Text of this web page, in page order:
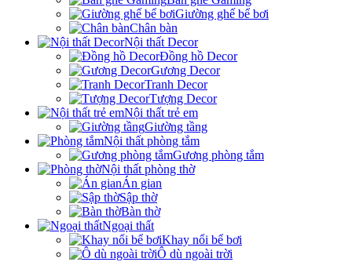
Giường ghế bể bơi
Chân bàn
Nội thất Decor
Đồng hồ Decor
Gương Decor
Tranh Decor
Tượng Decor
Nội thất trẻ em
Giường tầng
Nội thất phòng tắm
Gương phòng tắm
Nội thất phòng thờ
Án gian
Sập thờ
Bàn thờ
Ngoại thất
Khay nổi bể bơi
Ô dù ngoài trời